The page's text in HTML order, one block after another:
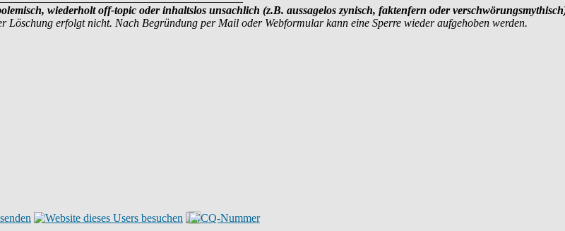
wiederholt off-topic oder inhaltslos unsachlich (z.B. aussagelos zynisch, faktenfern oder
Löschung erfolgt nicht. Nach Begründung per Mail oder Webformular kann eine Sperre wieder aufgehoben werden.